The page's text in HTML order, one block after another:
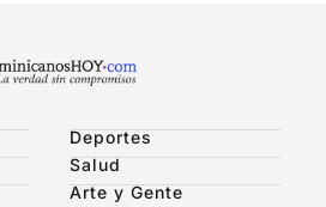
Deportes
Salud
Arte y Gente